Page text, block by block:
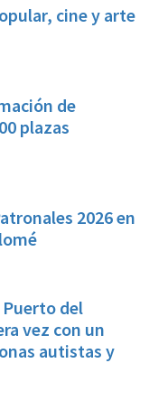
cine y arte
de
plazas
2026 en
del
vez con un
autistas y